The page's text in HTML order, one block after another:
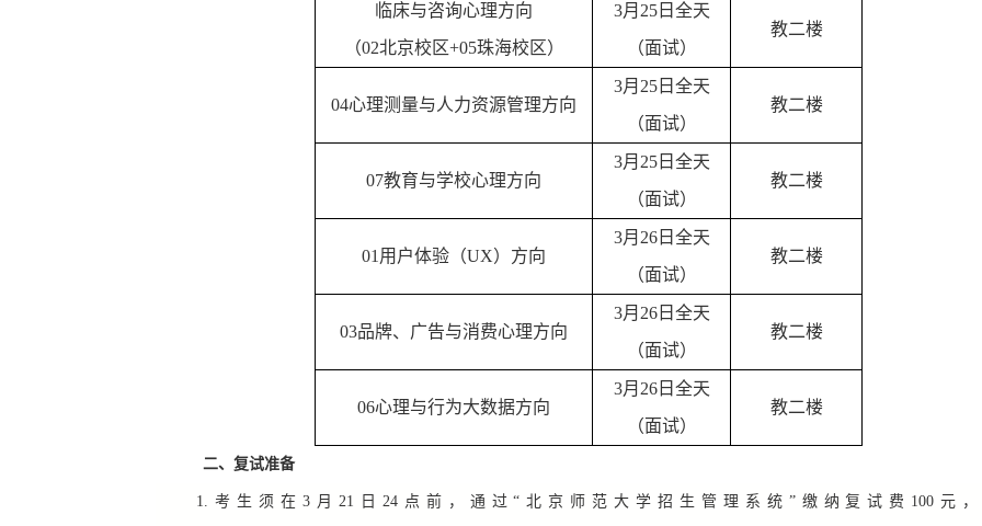
临床与咨询心理方向
（02北京校区+05珠海校区）
3月 25日全天
（面试）
教二楼
04心理测量与人力资源管理方向
3月 25日全天
（面试）
教二楼
07教育与学校心理方向
3月 25日全天
（面试）
教二楼
01 用户体验（UX）方向
3月 26日全天
（面试）
教二楼
03品牌、广告与消费心理方向
3月 26日全天
（面试）
教二楼
06心理与行为大数据方向
3月 26日全天
（面试）
教二楼
二、复试准备
1.考生须在3 月 21 日 24点前，通过“北京师范大学招生管理系统”缴纳复试费 100 元